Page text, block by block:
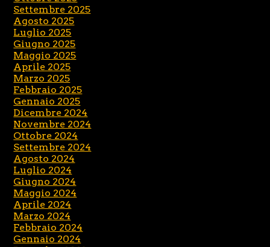
Settembre 2025
Agosto 2025
Luglio 2025
Giugno 2025
Maggio 2025
Aprile 2025
Marzo 2025
Febbraio 2025
Gennaio 2025
Dicembre 2024
Novembre 2024
Ottobre 2024
Settembre 2024
Agosto 2024
Luglio 2024
Giugno 2024
Maggio 2024
Aprile 2024
Marzo 2024
Febbraio 2024
Gennaio 2024